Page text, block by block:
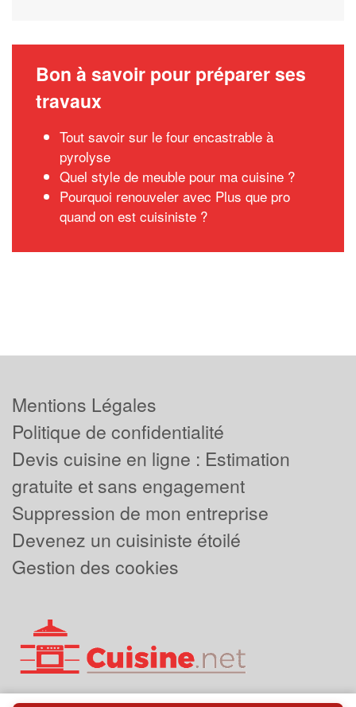
Bon à savoir pour préparer ses
travaux
Tout savoir sur le four encastrable à
pyrolyse
Quel style de meuble pour ma cuisine ?
Pourquoi renouveler avec Plus que pro
quand on est cuisiniste ?
Mentions Légales
Politique de confidentialité
Devis cuisine en ligne : Estimation
gratuite et sans engagement
Suppression de mon entreprise
Devenez un cuisiniste étoilé
Gestion des cookies